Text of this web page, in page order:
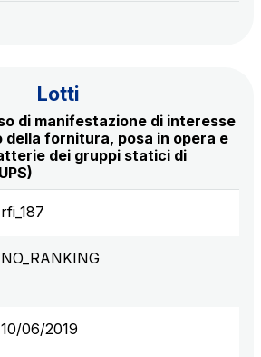
on outdoor sites, green areas and
il Traforo del Monte Bianco
in 2050
in 2032
Lotti
di manifestazione di interesse
fornitura, posa in opera e
dei gruppi statici di
rfi_187
NO_RANKING
10/06/2019